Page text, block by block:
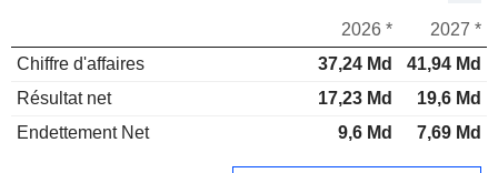
2026 *
2027 *
Chiffre d'affaires
37,24 Md
41,94 Md
Résultat net
17,23 Md
19,6 Md
Endettement Net
9,6 Md 7,69 Md